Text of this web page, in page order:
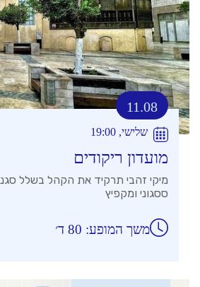
11.08
שלישי, 19:00
מועדון ריקודים
מיקי זהבי תרקיד את הקהל בשלל
ססגוני ומקפיץ
משך המופע: 80 ד׳